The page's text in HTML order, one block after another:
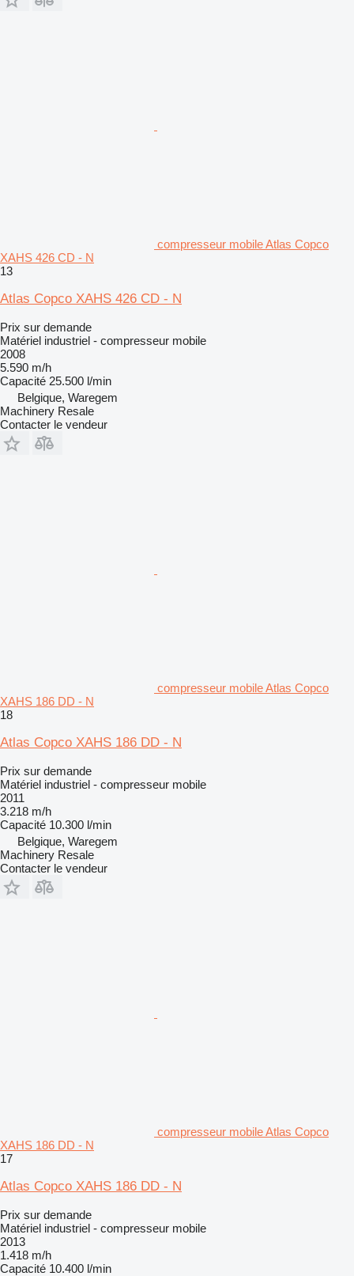
compresseur mobile Atlas Copco
XAHS 426 CD - N
13
Atlas Copco XAHS 426 CD - N
Prix sur demande
Matériel industriel - compresseur mobile
2008
5.590 m/h
Capacité 25.500 l/min
Belgique, Waregem
Machinery Resale
Contacter le vendeur
compresseur mobile Atlas Copco
XAHS 186 DD - N
18
Atlas Copco XAHS 186 DD - N
Prix sur demande
Matériel industriel - compresseur mobile
2011
3.218 m/h
Capacité 10.300 l/min
Belgique, Waregem
Machinery Resale
Contacter le vendeur
compresseur mobile Atlas Copco
XAHS 186 DD - N
17
Atlas Copco XAHS 186 DD - N
Prix sur demande
Matériel industriel - compresseur mobile
2013
1.418 m/h
Capacité 10.400 l/min